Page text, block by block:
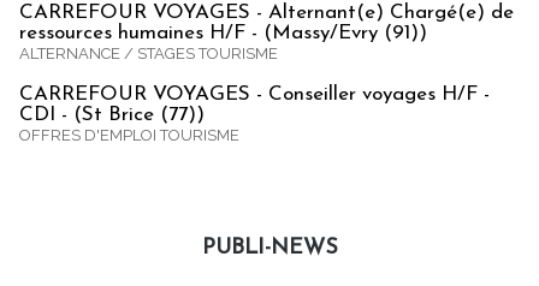
CARREFOUR VOYAGES - Alternant(e) Chargé(e) de
ressources humaines H/F - (Massy/Evry (91))
ALTERNANCE / STAGES TOURISME
CARREFOUR VOYAGES - Conseiller voyages H/F -
CDI - (St Brice (77))
OFFRES D'EMPLOI TOURISME
PUBLI-NEWS